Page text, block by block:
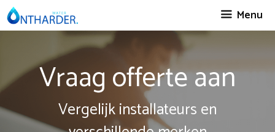
Spring
naar
Menu
Vraag offerte aan
Vergelijk installateurs en